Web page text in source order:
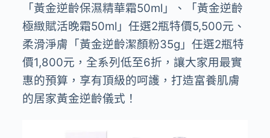
「⿈⾦逆齡保濕精華霜50ml」、「黃金逆齡
極緻賦活晚霜50ml」任選2瓶特價5,500元、
柔滑淨膚「黃金逆齡潔顏粉35g」任選2瓶特
價1,800元，全系列低至6折，讓大家用最實
惠的預算，享有頂級的呵護，打造富養肌膚
的居家黃金逆齡儀式！